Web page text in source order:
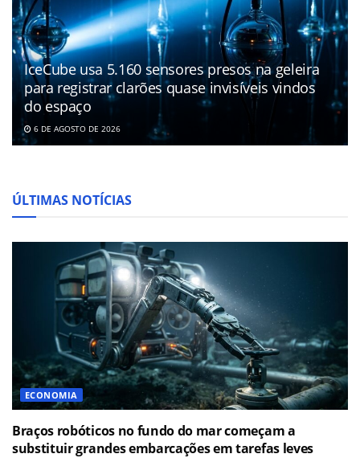
IceCube usa 5.160 sensores presos na geleira
para registrar clarões quase invisíveis vindos
do espaço
6 DE AGOSTO DE 2026
ÚLTIMAS NOTÍCIAS
ECONOMIA
Braços robóticos no fundo do mar começam a
substituir grandes embarcações em tarefas leves